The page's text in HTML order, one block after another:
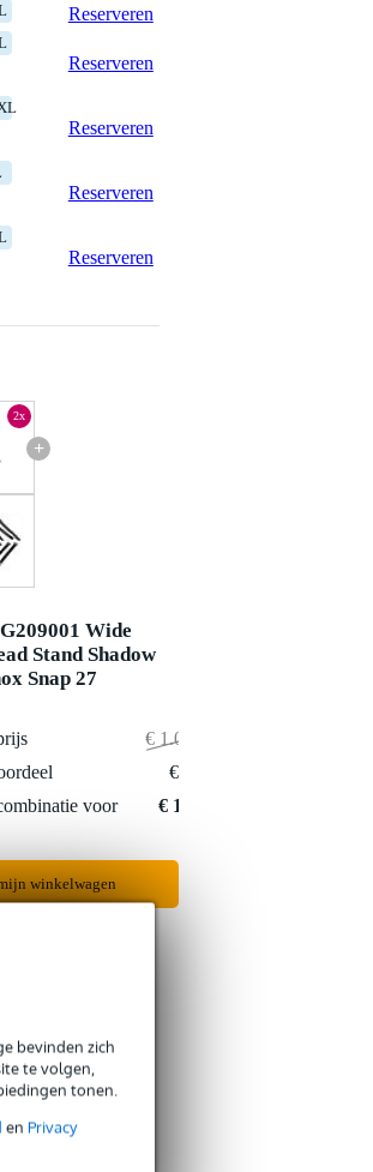
bevinden zich
te volgen,
tonen.
en Privacy
Reserveren
Reserveren
Reserveren
Reserveren
Reserveren
+
2x
Wide
Stand Shadow
Snap 27
€ 1.055,50
€ 41,50
voor
€ 1.014,-
winkelwagen